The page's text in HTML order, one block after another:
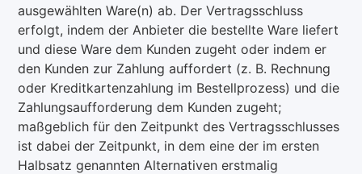
ausgewählten Ware(n) ab. Der Vertragsschluss
erfolgt, indem der Anbieter die bestellte Ware liefert
und diese Ware dem Kunden zugeht oder indem er
den Kunden zur Zahlung auffordert (z. B. Rechnung
oder Kreditkartenzahlung im Bestellprozess) und die
Zahlungsaufforderung dem Kunden zugeht;
maßgeblich für den Zeitpunkt des Vertragsschlusses
ist dabei der Zeitpunkt, in dem eine der im ersten
Halbsatz genannten Alternativen erstmalig